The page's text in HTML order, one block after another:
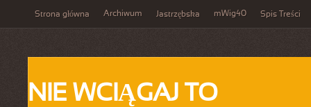
Strona główna Archiwum Jastrzębska mWig40 Spis Treści
NIE WCIĄGAJ TO